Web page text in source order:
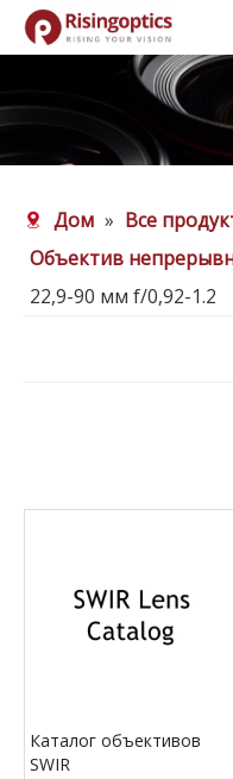
Дом » Все
Объектив
22,9-90 мм f/0,92-1.2
Каталог объективов
SWIR